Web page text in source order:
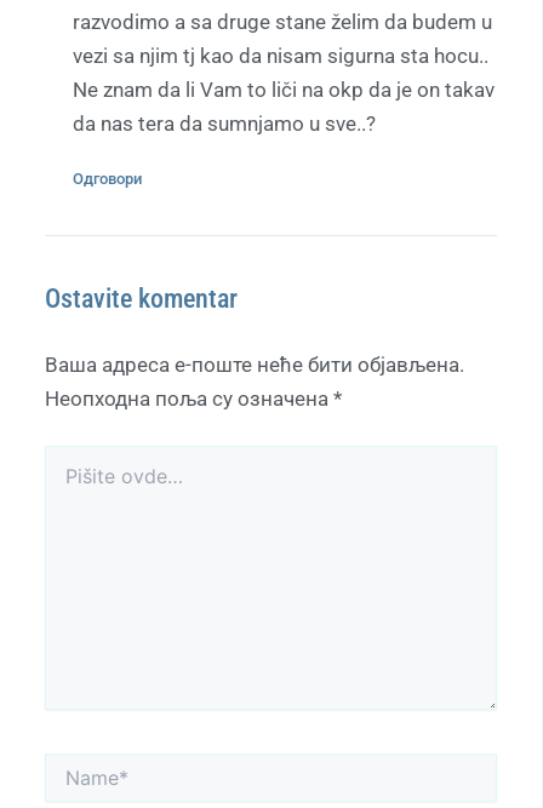
razvodimo a sa druge stane želim da budem u
vezi sa njim tj kao da nisam sigurna sta hocu..
Ne znam da li Vam to liči na okp da je on takav
da nas tera da sumnjamo u sve..?
Одговори
Ostavite komentar
Ваша адреса е-поште неће бити објављена.
Неопходна поља су означена *
Name*